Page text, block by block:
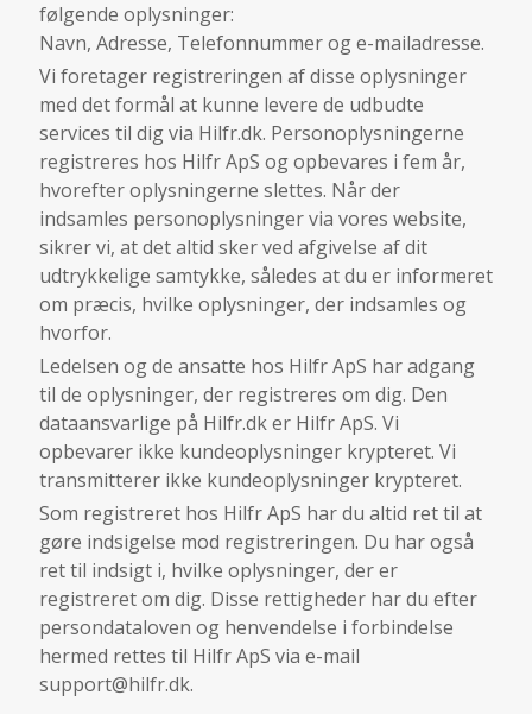
følgende oplysninger:
Navn, Adresse, Telefonnummer og e-mailadresse.
Vi foretager registreringen af disse oplysninger
med det formål at kunne levere de udbudte
services til dig via Hilfr.dk. Personoplysningerne
registreres hos Hilfr ApS og opbevares i fem år,
hvorefter oplysningerne slettes. Når der
indsamles personoplysninger via vores website,
sikrer vi, at det altid sker ved afgivelse af dit
udtrykkelige samtykke, således at du er informeret
om præcis, hvilke oplysninger, der indsamles og
hvorfor.
Ledelsen og de ansatte hos Hilfr ApS har adgang
til de oplysninger, der registreres om dig. Den
dataansvarlige på Hilfr.dk er Hilfr ApS. Vi
opbevarer ikke kundeoplysninger krypteret. Vi
transmitterer ikke kundeoplysninger krypteret.
Som registreret hos Hilfr ApS har du altid ret til at
gøre indsigelse mod registreringen. Du har også
ret til indsigt i, hvilke oplysninger, der er
registreret om dig. Disse rettigheder har du efter
persondataloven og henvendelse i forbindelse
hermed rettes til Hilfr ApS via e-mail
support@hilfr.dk.